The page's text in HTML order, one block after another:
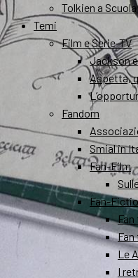
Tolkien a Scuola
Temi
Film e Serie-TV
Jackson
Aspetta,
Fandom
Smial in
Fan-Film
Fan-
Fan
Fan
Le
I